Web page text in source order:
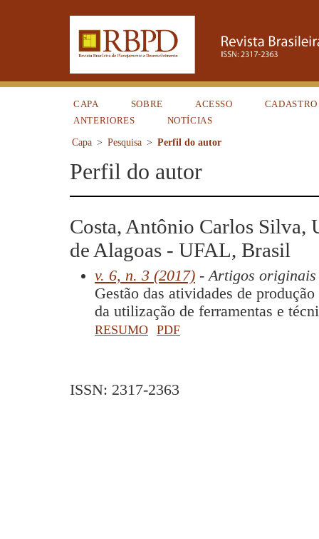
CAPA SOBRE ACESSO
CADASTRO
ANTERIORES
NOTÍCIAS
Capa > Pesquisa > Perfil do autor
Perfil do autor
Costa, Antônio Carlos Silva,
de Alagoas - UFAL, Brasil
v. 6, n. 3 (2017) - Artigos originais
Gestão das atividades de
da utilização de ferramentas e
RESUMO PDF
ISSN: 2317-2363